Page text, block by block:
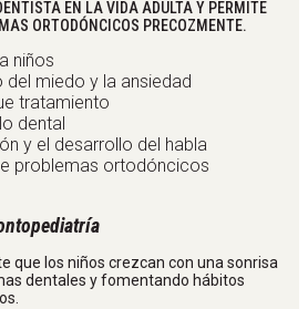
EN LA VIDA ADULTA Y PERMITE
ORTODÓNCICOS PRECOZMENTE.
niños
miedo y la ansiedad
tratamiento
dental
y el desarrollo del habla
problemas ortodóncicos
que los niños crezcan con una sonrisa
dentales y fomentando hábitos